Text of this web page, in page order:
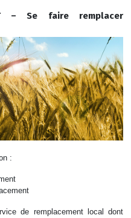
– Se faire remplacer
:
de remplacement local dont